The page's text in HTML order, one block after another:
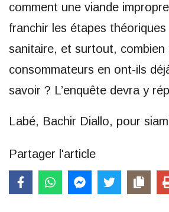
comment une viande
franchir les étapes
sanitaire, et surtout, combien
consommateurs en ont-ils
savoir ? L’enquête devra y
Labé, Bachir Diallo, pour
Partager l'article